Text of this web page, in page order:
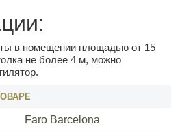
в помещении площадью от 15
не более 4 м, можно
Faro Barcelona